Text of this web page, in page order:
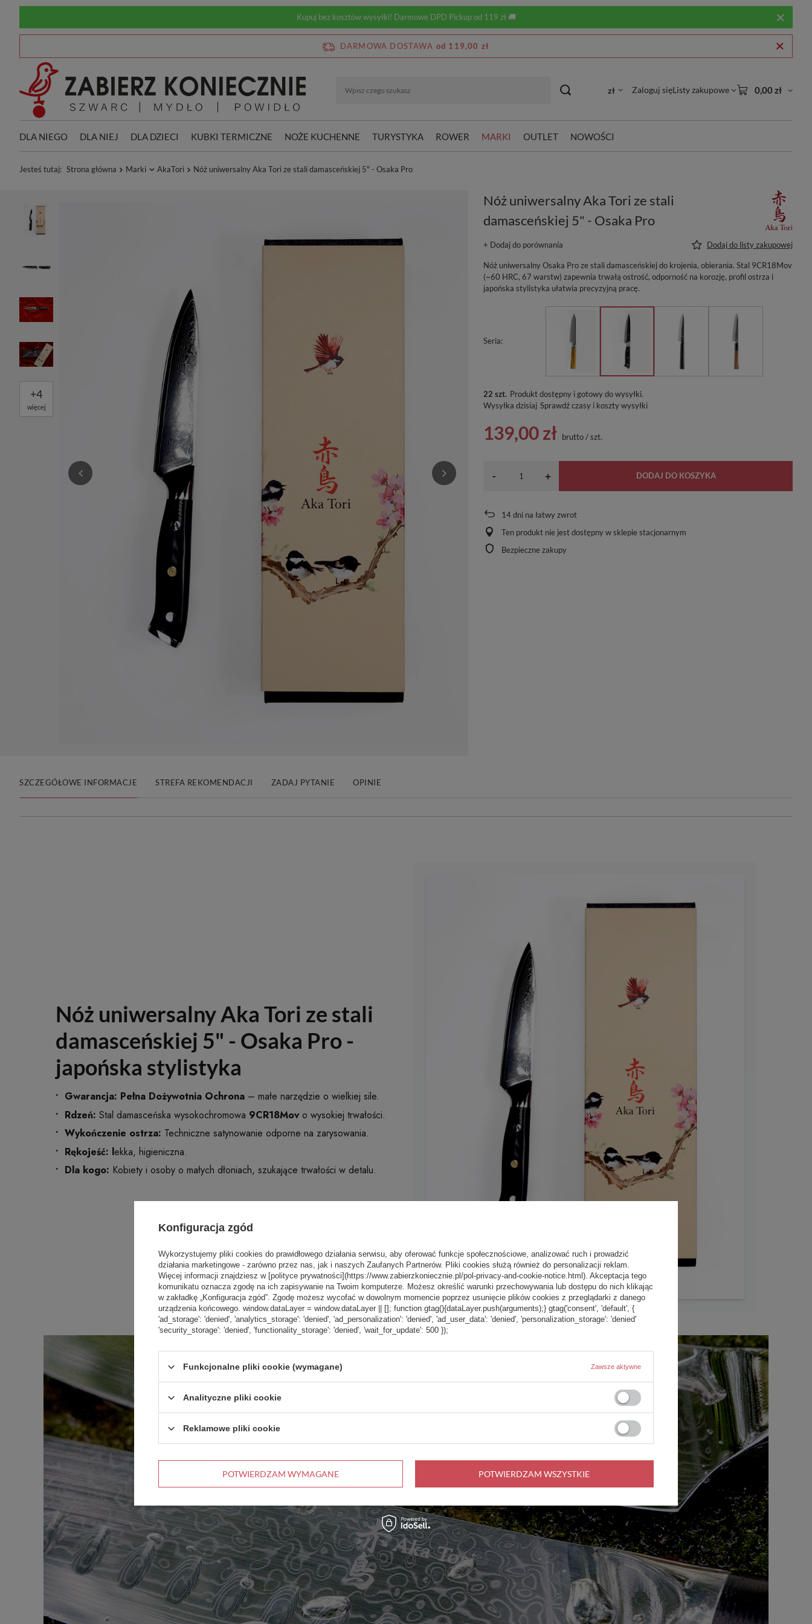
Kupuj bez kosztów wysyłki! Darmowe DPD Pickup od 119 zł 🚚
DARMOWA DOSTAWA od 119,00 zł
zł Zaloguj sięListy zakupowe 0,00 zł
DLA NIEGO DLA NIEJ DLA DZIECI KUBKI TERMICZNE NOŻE KUCHENNE TURYSTYKA ROWER MARKI OUTLET NOWOŚCI
Jesteś tutaj: Strona główna Marki AkaTori Nóż uniwersalny Aka Tori ze stali damasceńskiej 5" - Osaka Pro
+4
więcej
Nóż uniwersalny Aka Tori ze stali
damasceńskiej 5" - Osaka Pro
+ Dodaj do porównania Dodaj do listy zakupowej
Nóż uniwersalny Osaka Pro ze stali damasceńskiej do krojenia, obierania. Stal 9CR18Mov
(~60 HRC, 67 warstw) zapewnia trwałą ostrość, odporność na korozję, profil ostrza i
japońska stylistyka ułatwia precyzyjną pracę.
Seria
22 szt. Produkt dostępny i gotowy do wysyłki
Wysyłka dzisiaj Sprawdź czasy i koszty wysyłki
139,00 zł brutto/szt.
- + DODAJ DO KOSZYKA
14dni na łatwy zwrot
Ten produkt nie jest dostępny w sklepie stacjonarnym
Bezpieczne zakupy
SZCZEGÓŁOWE INFORMACJE STREFA REKOMENDACJI ZADAJ PYTANIE OPINIE
Nóż uniwersalny Aka Tori ze stali
damasceńskiej 5" - Osaka Pro -
japońska stylistyka
Gwarancja: Pełna Dożywotnia Ochrona – małe narzędzie o wielkiej sile.
Rdzeń: Stal damasceńska wysokochromowa 9CR18Movo wysokiej trwałości.
Wykończenie ostrza: Techniczne satynowanie odporne na zarysowania.
Rękojeść: lekka, higieniczna.
Dla kogo: Kobiety i osoby o małych dłoniach, szukające trwałości w detalu.
Konfiguracja zgód
Wykorzystujemy pliki cookies do prawidłowego działania serwisu, aby oferować funkcje społecznościowe, analizować ruch i prowadzić
działania marketingowe - zarówno przez nas, jak i naszych Zaufanych Partnerów. Pliki cookies służą również do personalizacji reklam.
Więcej informacji znajdziesz w [polityce prywatności](https://www.zabierzkoniecznie.pl/pol-privacy-and-cookie-notice.html). Akceptacja tego
komunikatu oznacza zgodę na ich zapisywanie na Twoim komputerze. Możesz określić warunki przechowywania lub dostępu do nich klikając
w zakładkę „Konfiguracja zgód”. Zgodę możesz wycofać w dowolnym momencie poprzez usunięcie plików cookies z przeglądarki z danego
urządzenia końcowego. window.dataLayer = window.dataLayer || []; function gtag(){dataLayer.push(arguments);} gtag('consent', 'default', {
'ad_storage': 'denied', 'analytics_storage': 'denied', 'ad_personalization': 'denied', 'ad_user_data': 'denied', 'personalization_storage': 'denied'
'security_storage': 'denied', 'functionality_storage': 'denied', 'wait_for_update': 500 });
Funkcjonalne pliki cookie (wymagane) Zawsze aktywne
Analityczne pliki cookie
Reklamowe pliki cookie
POTWIERDZAM WYMAGANE POTWIERDZAM WSZYSTKIE